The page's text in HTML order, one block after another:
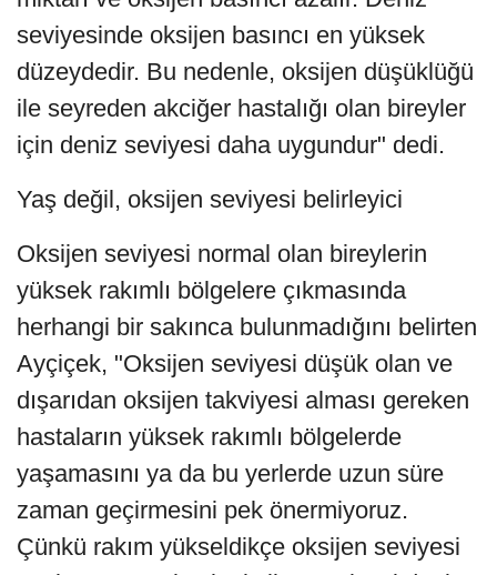
seviyesinde oksijen basıncı en yüksek
düzeydedir. Bu nedenle, oksijen düşüklüğü
ile seyreden akciğer hastalığı olan bireyler
için deniz seviyesi daha uygundur" dedi.
Yaş değil, oksijen seviyesi belirleyici
Oksijen seviyesi normal olan bireylerin
yüksek rakımlı bölgelere çıkmasında
herhangi bir sakınca bulunmadığını belirten
Ayçiçek, "Oksijen seviyesi düşük olan ve
dışarıdan oksijen takviyesi alması gereken
hastaların yüksek rakımlı bölgelerde
yaşamasını ya da bu yerlerde uzun süre
zaman geçirmesini pek önermiyoruz.
Çünkü rakım yükseldikçe oksijen seviyesi